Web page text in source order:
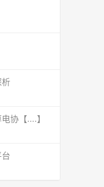
协【....】